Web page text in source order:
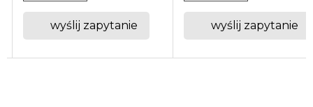
wyślij zapytanie wyślij zapytanie